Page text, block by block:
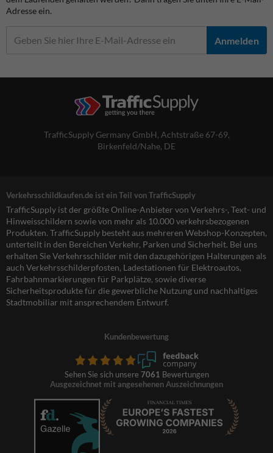
Adresse ein.
Anmelden
TrafficSupply Germany GmbH, Achtstraße 67-69,
Birkenfeld/Nahe, DE
Verkehrsschildkaufen.de ist ein Teil von TrafficSupply
TrafficSupply ist der größte Online-Anbieter von Verkehrs-, Text- und
Hinweisschildern sowie von mehr als 10.000 verkehrsbezogenen
Produkten. TrafficSupply besteht aus mehreren Webshop-Konzepten,
unterteilt in den Bereichen Verkehr, Parken und Sicherheit. Bei uns
erhalten Sie Verkehrsschilder mit den dazugehörigen Halterungen als
auch Verkehrsschilderpfosten, Ladestationen für Elektroautos,
Fahrbahnmarkierungen für Parkplätze, sowie diverse
Sicherheitsprodukte für die gewerbliche Nutzung und nachhaltiges
Stadtmobiliar mit ansprechendem Entwurf.
Kundenbewertung
Sehen Sie sich unsere 7061 Bewertungen
Ausgezeichnet mit angesehenen Auszeichnungen